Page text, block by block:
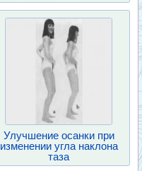
Улучшение осанки при
изменении угла наклона
таза